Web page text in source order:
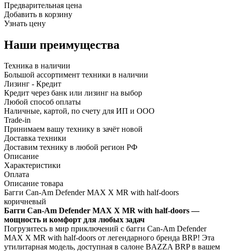
Предварительная цена
Добавить в корзину
Узнать цену
Наши преимущества
Техника в наличии
Большой ассортимент техники в наличии
Лизинг - Кредит
Кредит через банк или лизинг на выбор
Любой способ оплаты
Наличные, картой, по счету для ИП и ООО
Trade-in
Принимаем вашу технику в зачёт новой
Доставка техники
Доставим технику в любой регион РФ
Описание
Характеристики
Оплата
Описание товара
Багги Can-Am Defender MAX X MR with half-doors
коричневый
Багги Can-Am Defender MAX X MR with half-doors —
мощность и комфорт для любых задач
Погрузитесь в мир приключений с багги Can-Am Defender
MAX X MR with half-doors от легендарного бренда BRP! Эта
утилитарная модель, доступная в салоне BAZZA BRP в вашем